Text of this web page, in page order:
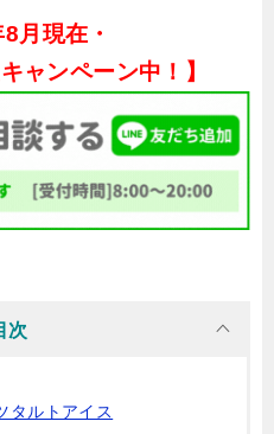
月現在・
ャンペーン中！】
次
タルトアイス